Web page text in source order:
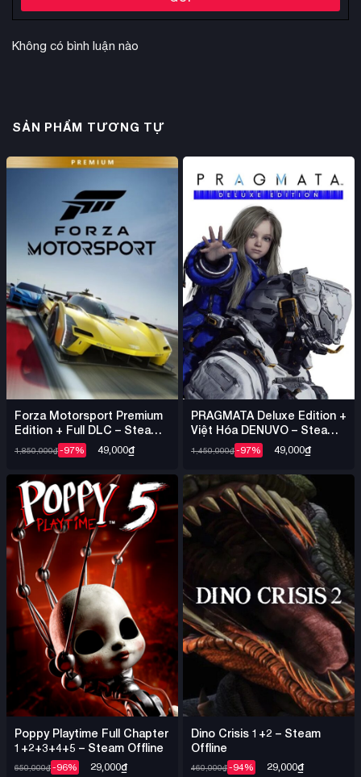
Không có bình luận nào
SẢN PHẨM TƯƠNG TỰ
Forza Motorsport Premium
Edition + Full DLC – Steam
1,850,000₫-97% 49,000₫
PRAGMATA Deluxe Edition +
Việt Hóa DENUVO – Steam
1,450,000₫-97% 49,000₫
Poppy Playtime Full Chapter
1+2+3+4+5 – Steam Offline
650,000₫-96% 29,000₫
Dino Crisis 1+2 – Steam
Offline
460,000₫-94% 29,000₫